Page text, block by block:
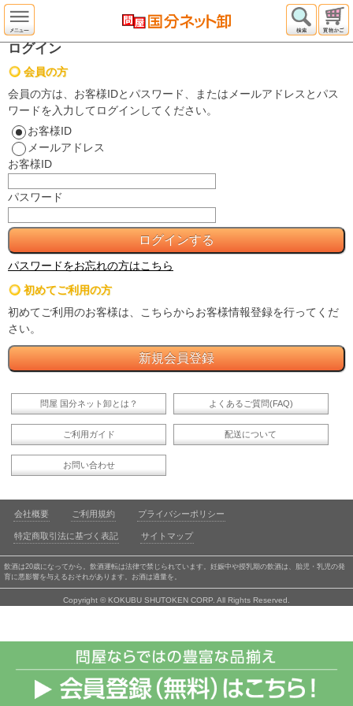
ログイン
会員の方
会員の方は、お客様IDとパスワード、またはメールアドレスとパス
ワードを入力してログインしてください。
お客様ID
メールアドレス
お客様ID
パスワード
パスワードをお忘れの方はこちら
初めてご利用の方
初めてご利用のお客様は、こちらからお客様情報登録を行ってくだ
さい。
問屋 国分ネット卸とは？ よくあるご質問(FAQ)
ご利用ガイド 配送について
お問い合わせ
会社概要 ご利用規約 プライバシーポリシー
特定商取引法に基づく表記 サイトマップ
飲酒は20歳になってから。飲酒運転は法律で禁じられています。妊娠中や授乳期の飲酒は、胎児・乳児の発
育に悪影響を与えるおそれがあります。お酒は適量を。
Copyright © KOKUBU SHUTOKEN CORP. All Rights Reserved.